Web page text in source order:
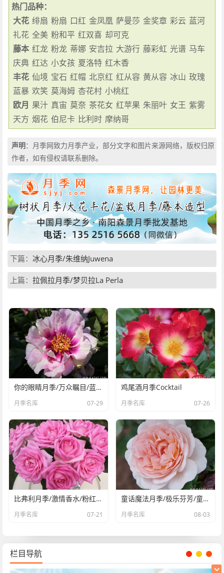
热门品种：
大花 绯扇 粉扇 口红 金凤凰 萨曼莎 金奖章 彩云 蓝河
礼花 全美 粉和平 红双喜 却可克
藤本 红龙 粉龙 蒂娜 安吉拉 大游行 藤彩虹 光谱 马车
庆典 红达 小女孩 夏洛特 红木香
丰花 仙境 宝石 红帽 北京红 红从容 黄从容 冰山 玫瑰
蓝暴 欢笑 莫海姆 杏花村 小桃红
欧月 果汁 真宙 莫奈 茶花女 红苹果 朱丽叶 女王 紫雾
天方 烟花 伯尼卡 比利时 摩纳哥
声明：月季网致力月季产业，部分文字和图片来源网络，版权归原
作者，如有侵权请联系删除。
下篇： 冰心月季/朱维纳Juwena
上篇： 拉佩拉月季/梦贝拉La Perla
你的眼睛月季/万众瞩目/蓝眼睛Eyes for You
月季名库 07-29
鸡尾酒月季Cocktail
月季名库 07-26
比弗利月季/激情香水/粉红完美/索菲达旺Beverly
月季名库 07-21
童话魔法月季/极乐芬芳/童话神奇/布利斯香水Fairytal
月季名库 08-03
栏目导航